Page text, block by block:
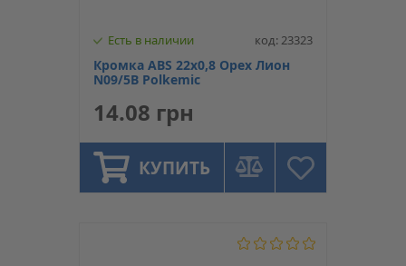
Есть в наличии код: 23323
Кромка ABS 22х0,8 Орех Лион
N09/5В Polkemic
14.08 грн
КУПИТЬ